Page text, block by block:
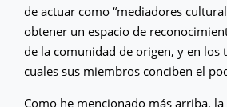
de actuar como “mediadores
obtener un espacio de
de la comunidad de origen, y en los
cuales sus miembros conciben el
Como he mencionado más arriba,